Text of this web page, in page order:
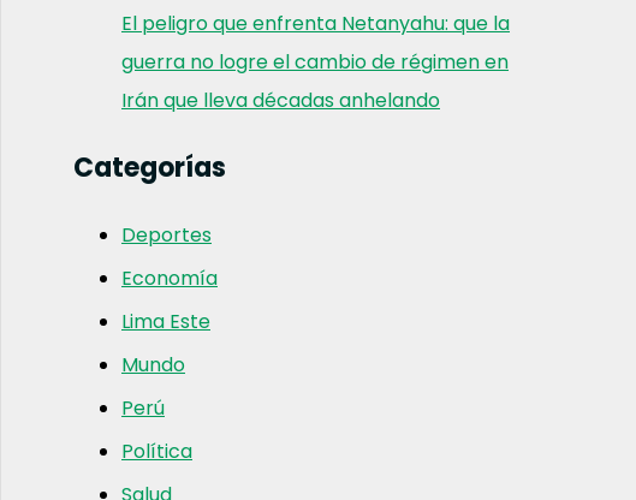
El peligro que enfrenta Netanyahu: que la
guerra no logre el cambio de régimen en
Irán que lleva décadas anhelando
Categorías
Deportes
Economía
Lima Este
Mundo
Perú
Política